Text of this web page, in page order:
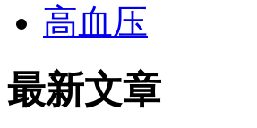
高血压
最新文章